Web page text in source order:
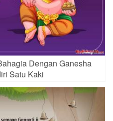
Dengan Ganesha
Satu Kaki